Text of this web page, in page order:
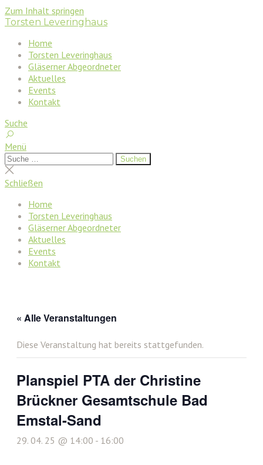
Zum Inhalt springen
Torsten Leveringhaus
Home
Torsten Leveringhaus
Gläserner Abgeordneter
Aktuelles
Events
Kontakt
Suche
Menü
Suchen
nach:
Suchen
Suche
schließen
Schließen
Home
Torsten Leveringhaus
Gläserner Abgeordneter
Aktuelles
Events
Kontakt
« Alle Veranstaltungen
Diese Veranstaltung hat bereits stattgefunden.
Planspiel PTA der Christine
Brückner Gesamtschule Bad
Emstal-Sand
29. 04. 25 @ 14:00 - 16:00